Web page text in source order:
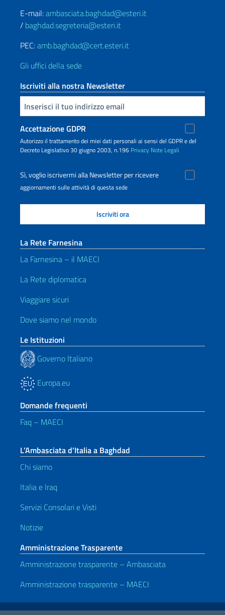
E-mail:ambasciata.baghdad@esteri.it
/ baghdad.segreteria@esteri.it
PEC:amb.baghdad@cert.esteri.it
Gli uffici della sede
Iscriviti alla nostra Newsletter
Inserisci la tua email
Accettazione GDPR
Autorizzo il trattamento dei miei dati personali ai sensi del GDPR e del
Decreto Legislativo 30 giugno 2003, n.196 Privacy Note Legali
Sì, voglio iscrivermi alla Newsletter per ricevere
aggiornamenti sulle attività di questa sede
La Rete Farnesina
La Farnesina – il MAECI
La Rete diplomatica
Viaggiare sicuri
Dove siamo nel mondo
Le Istituzioni
Governo Italiano
Europa.eu
Domande frequenti
Faq – MAECI
L’Ambasciata d’Italia a Baghdad
Chi siamo
Italia e Iraq
Servizi Consolari e Visti
Notizie
Amministrazione Trasparente
Amministrazione trasparente – Ambasciata
Amministrazione trasparente – MAECI
Link Utili